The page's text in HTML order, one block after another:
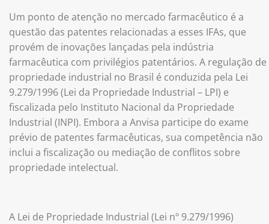
Um ponto de atenção no mercado farmacêutico é a
questão das patentes relacionadas a esses IFAs, que
provém de inovações lançadas pela indústria
farmacêutica com privilégios patentários. A regulação de
propriedade industrial no Brasil é conduzida pela Lei
9.279/1996 (Lei da Propriedade Industrial – LPI) e
fiscalizada pelo Instituto Nacional da Propriedade
Industrial (INPI). Embora a Anvisa participe do exame
prévio de patentes farmacêuticas, sua competência não
inclui a fiscalização ou mediação de conflitos sobre
propriedade intelectual.
A Lei de Propriedade Industrial (Lei nº 9.279/1996)